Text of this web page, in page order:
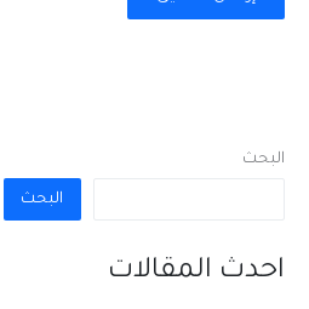
البحث
البحث
احدث المقالات